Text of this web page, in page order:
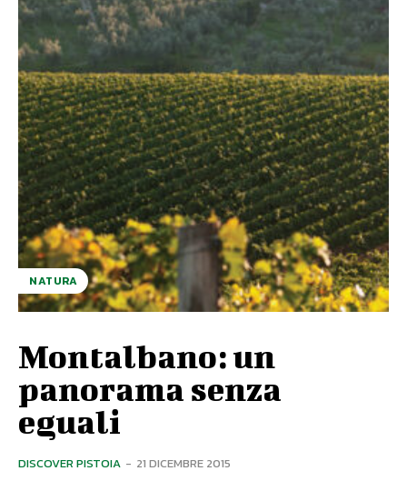
NATURA
Montalbano: un
panorama senza
eguali
DISCOVER PISTOIA - 21 DICEMBRE 2015